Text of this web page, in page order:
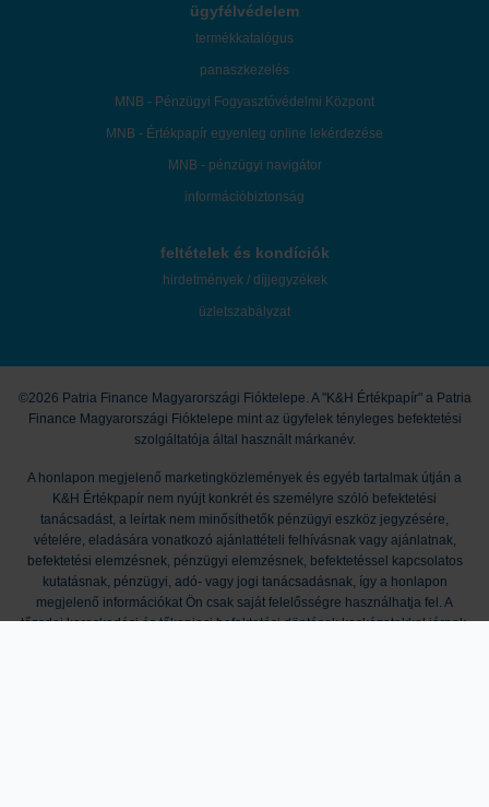
ügyfélvédelem
termékkatalógus
panaszkezelés
MNB - Pénzügyi Fogyasztóvédelmi Központ
MNB - Értékpapír egyenleg online lekérdezése
MNB - pénzügyi navigátor
információbiztonság
feltételek és kondíciók
hirdetmények / díjjegyzékek
üzletszabályzat
©2026 Patria Finance Magyarországi Fióktelepe. A "K&H Értékpapír" a Patria
Finance Magyarországi Fióktelepe mint az ügyfelek tényleges befektetési
szolgáltatója által használt márkanév.
A honlapon megjelenő marketingközlemények és egyéb tartalmak útján a
K&H Értékpapír nem nyújt konkrét és személyre szóló befektetési
tanácsadást, a leírtak nem minősíthetők pénzügyi eszköz jegyzésére,
vételére, eladására vonatkozó ajánlattételi felhívásnak vagy ajánlatnak,
befektetési elemzésnek, pénzügyi elemzésnek, befektetéssel kapcsolatos
kutatásnak, pénzügyi, adó- vagy jogi tanácsadásnak, így a honlapon
megjelenő információkat Ön csak saját felelősségre használhatja fel. A
tőzsdei kereskedési és tőkepiaci befektetési döntések kockázatokkal járnak,